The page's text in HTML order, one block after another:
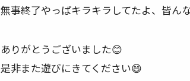
無事終了やっぱキラキラしてたよ、皆ん
ありがとうございました😊
是非また遊びにきてください😄